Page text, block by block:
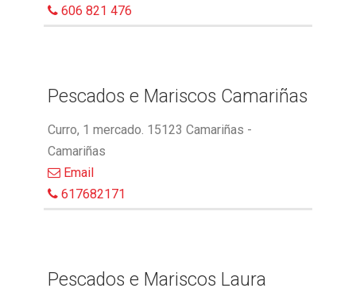
606 821 476
Pescados e Mariscos Camariñas
Curro, 1 mercado. 15123 Camariñas -
Camariñas
Email
617682171
Pescados e Mariscos Laura